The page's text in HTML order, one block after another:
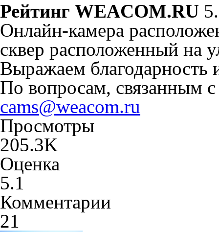
Рейтинг WEACOM.RU
Онлайн-камера
сквер расположенный на
Выражаем благодарность
По вопросам, связанным
cams@weacom.ru
Просмотры
205.3K
Оценка
5.1
Комментарии
21